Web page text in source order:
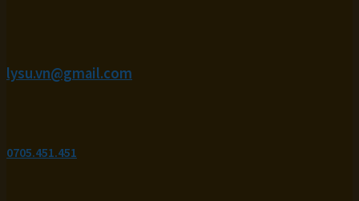
lysu.vn@gmail.com
0705.451.451